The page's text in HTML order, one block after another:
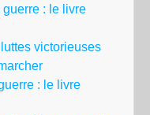
: le livre
victorieuses
: le livre